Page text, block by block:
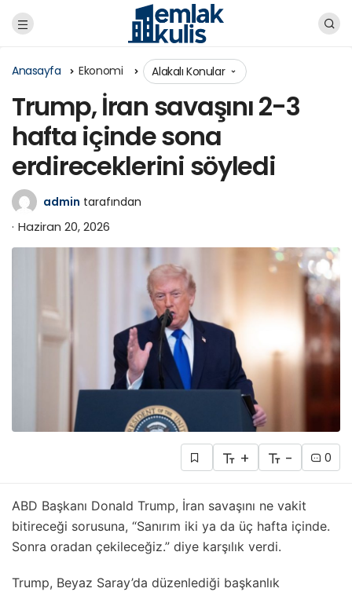
Anasayfa Ekonomi Alakalı Konular
Trump, İran savaşını 2-3
hafta içinde sona
erdireceklerini söyledi
admin tarafından
Haziran 20, 2026
+ - 0
ABD Başkanı Donald Trump, İran savaşını ne vakit
bitireceği sorusuna, “Sanırım iki ya da üç hafta içinde.
Sonra oradan çekileceğiz.” diye karşılık verdi.
Trump, Beyaz Saray’da düzenlediği başkanlık